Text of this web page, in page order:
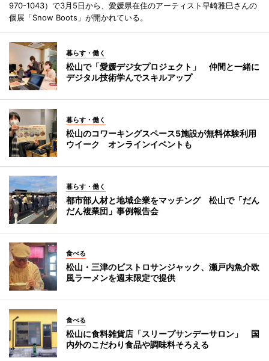
970-1043）で3月5日から、愛媛県在住のアーティスト早崎雅巳さんの
個展「Snow Boots」が開かれている。
暮らす・働く
松山で「愛媛デジ女プロジェクト」 仲間と一緒に
デジタル技術学んでスキルアップ
暮らす・働く
松山のコワーキングスペース5施設が無料体験利用
ウイーク オンラインイベントも
暮らす・働く
都市部人材と地域企業をマッチング 松山で「だん
だん複業団」事例報告会
食べる
松山・三津のビストロサンジャック、瀬戸内魚介欧
風ラーメンを週末限定で提供
食べる
松山に食料雑貨店「スリープサンデーサロン」 国
内外のこだわり食品や調味料そろえる